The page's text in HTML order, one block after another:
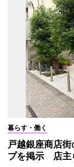
暮らす・働く
戸越銀座商店
プを掲示 店主